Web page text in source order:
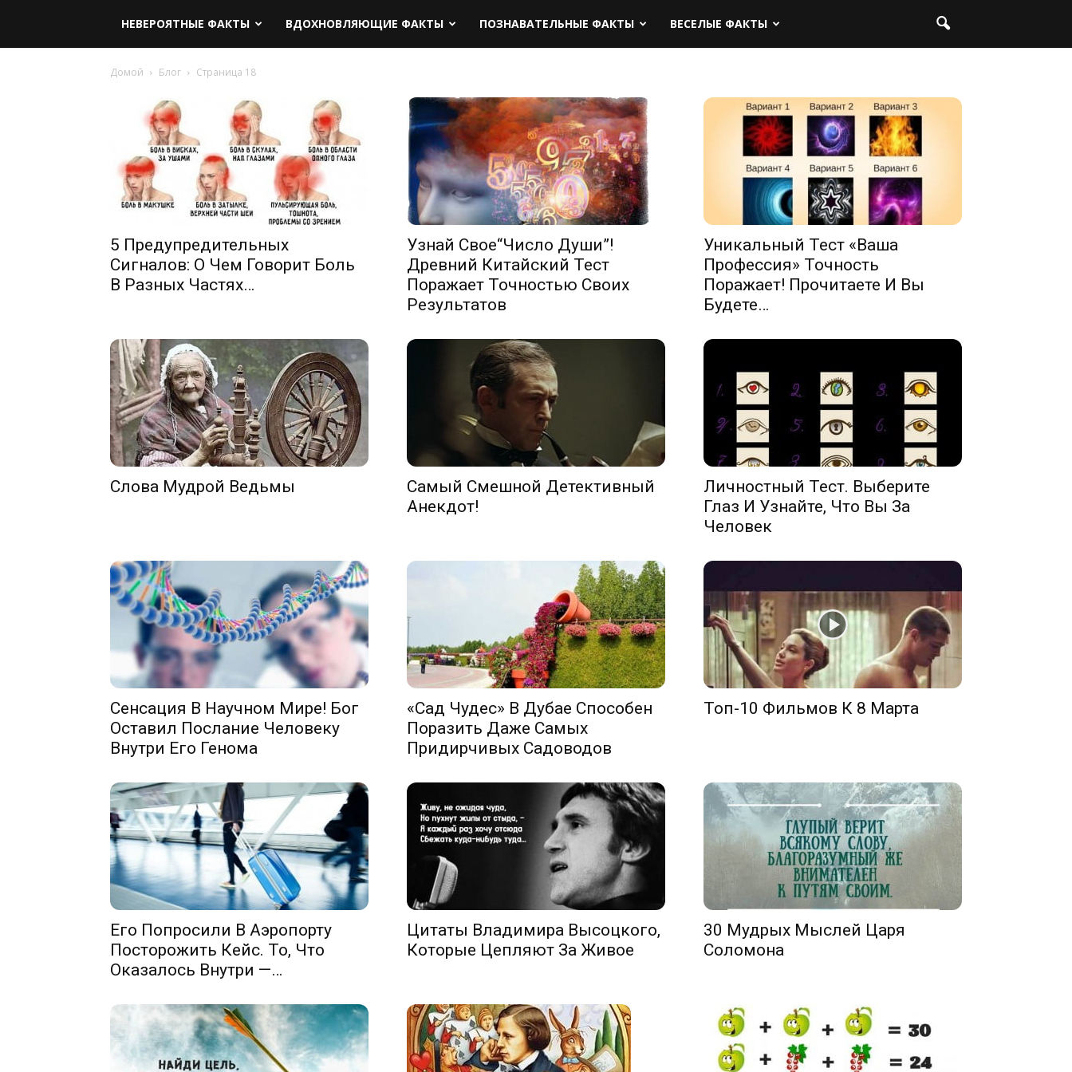
НЕВЕРОЯТНЫЕ ФАКТЫ ВДОХНОВЛЯЮЩИЕ ФАКТЫ ПОЗНАВАТЕЛЬНЫЕ ФАКТЫ ВЕСЕЛЫЕ ФАКТЫ
Домой Блог Страница 18
5 Предупредительных
Сигналов: О Чем Говорит Боль
В Разных Частях…
Узнай Свое“Число Души”!
Древний Китайский Тест
Поражает Точностью Своих
Результатов
Уникальный Тест «Ваша
Профессия» Точность
Поражает! Прочитаете И Вы
Будете…
Слова Мудрой Ведьмы
Самый Смешной Детективный
Анекдот!
Личностный Тест. Выберите
Глаз И Узнайте, Что Вы За
Человек
Сенсация В Научном Мире! Бог
Оставил Послание Человеку
Внутри Его Генома
«Сад Чудес» В Дубае Способен
Поразить Даже Самых
Придирчивых Садоводов
Топ-10 Фильмов К 8 Марта
Его Попросили В Аэропорту
Посторожить Кейс. То, Что
Оказалось Внутри —…
Цитаты Владимира Высоцкого,
Которые Цепляют За Живое
30 Мудрых Мыслей Царя
Соломона